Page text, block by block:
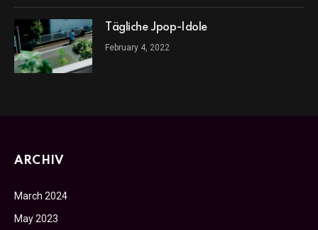
Tägliche Jpop-Idole
February 4, 2022
ARCHIV
March 2024
May 2023